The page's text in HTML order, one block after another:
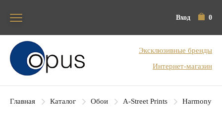
Вход 0
Блок поиска
Эксклюзивные бренды
Интернет-магазин
Главная Каталог Обои A-Street Prints Harmony